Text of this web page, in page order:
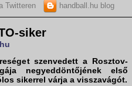
Twitteren handball.hu blog
siker
szenvedett a Rosztov-
negyeddöntőjének első
sikerrel várja a visszavágót.